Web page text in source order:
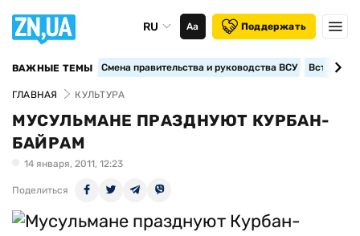
RU Аа Поддержать
ВАЖНЫЕ ТЕМЫ Смена правительства и руководства ВСУ
ГЛАВНАЯ КУЛЬТУРА
МУСУЛЬМАНЕ ПРАЗДНУЮТ КУРБАН-
БАЙРАМ
14 января, 2011, 12:23
Поделиться